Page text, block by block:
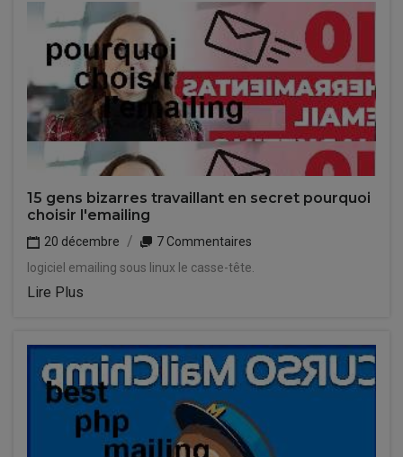
15 gens bizarres travaillant en secret pourquoi
choisir l'emailing
20 décembre
7 Commentaires
logiciel emailing sous linux le casse-tête.
Lire Plus